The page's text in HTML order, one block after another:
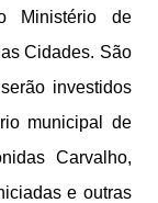
Ministério de
Cidades. São
investidos
municipal de
Carvalho,
e outras